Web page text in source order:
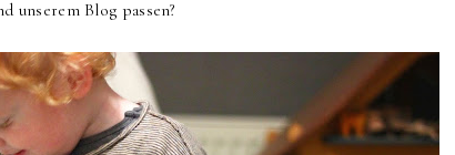
unserem Blog passen?